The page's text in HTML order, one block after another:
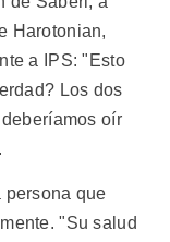
Harotonian,
a IPS: "Esto
Los dos
oír
persona que
"Su salud